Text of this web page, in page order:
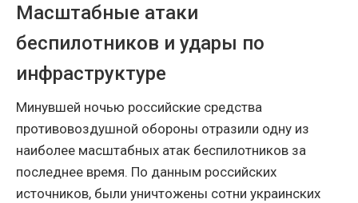
Масштабные атаки
беспилотников и удары по
инфраструктуре
Минувшей ночью российские средства
противовоздушной обороны отразили одну из
наиболее масштабных атак беспилотников за
последнее время. По данным российских
источников, были уничтожены сотни украинских